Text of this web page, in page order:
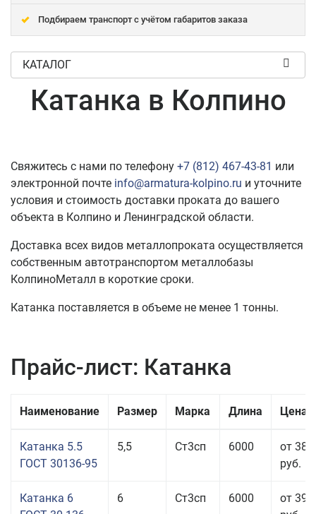
Подбираем транспорт с учётом габаритов заказа
КАТАЛОГ
Катанка в Колпино
Свяжитесь с нами по телефону +7 (812) 467-43-81 или
электронной почте info@armatura-kolpino.ru и уточните
условия и стоимость доставки проката до вашего
объекта в Колпино и Ленинградской области.
Доставка всех видов металлопроката осуществляется
собственным автотранспортом металлобазы
КолпиноМеталл в короткие сроки.
Катанка поставляется в объеме не менее 1 тонны.
Прайс-лист: Катанка
Наименование Размер Марка Длина Цена
Катанка 5.5
ГОСТ 30136-95
5,5 Ст3сп 6000
от 38
руб.
Катанка 6
6 Ст3сп 6000
от 39